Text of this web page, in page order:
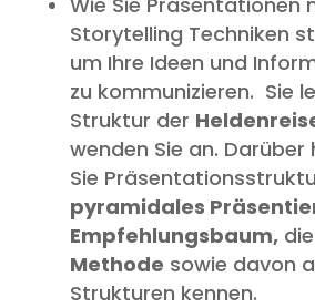
Storytelling Techniken
um Ihre Ideen und
zu kommunizieren. Sie
Struktur der
wenden Sie an. Darüber
Sie
pyramidales
Empfehlungsbaum,die
Methode sowie davon
Strukturen kennen.